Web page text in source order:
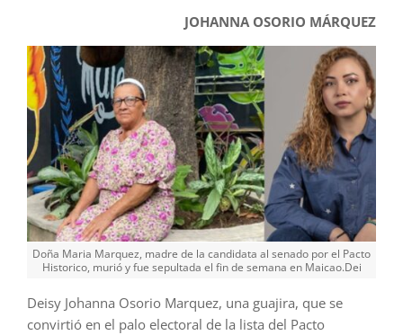
JOHANNA OSORIO MÁRQUEZ
Doña Maria Marquez, madre de la candidata al senado por el Pacto
Historico, murió y fue sepultada el fin de semana en Maicao.Dei
Deisy Johanna Osorio Marquez, una guajira, que se
convirtió en el palo electoral de la lista del Pacto